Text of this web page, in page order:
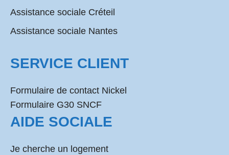
Assistance sociale Créteil
Assistance sociale Nantes
SERVICE CLIENT
Formulaire de contact Nickel
Formulaire G30 SNCF
AIDE SOCIALE
Je cherche un logement